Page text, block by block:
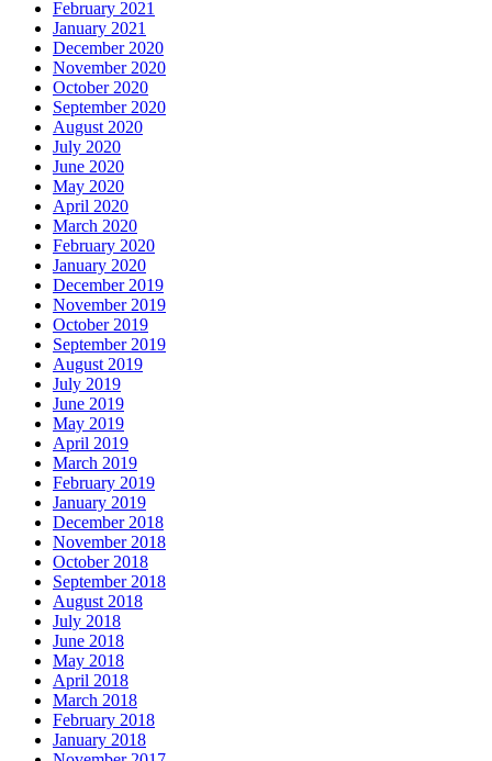
February 2021
January 2021
December 2020
November 2020
October 2020
September 2020
August 2020
July 2020
June 2020
May 2020
April 2020
March 2020
February 2020
January 2020
December 2019
November 2019
October 2019
September 2019
August 2019
July 2019
June 2019
May 2019
April 2019
March 2019
February 2019
January 2019
December 2018
November 2018
October 2018
September 2018
August 2018
July 2018
June 2018
May 2018
April 2018
March 2018
February 2018
January 2018